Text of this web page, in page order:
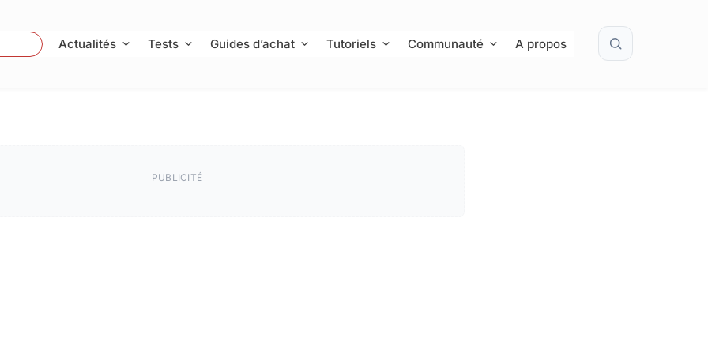
Actualités Tests Guides d’achat Tutoriels Communauté A propos Rechercher
PUBLICITÉ